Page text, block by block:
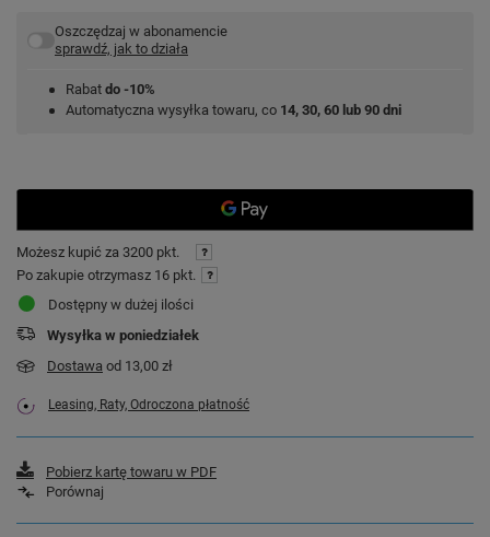
Oszczędzaj w abonamencie
sprawdź, jak to działa
Rabat do -10%
Automatyczna wysyłka towaru, co 14, 30, 60 lub 90 dni
Możesz kupić za 3200 pkt.
Po zakupie otrzymasz 16 pkt.
Dostępny w dużej ilości
Wysyłka w poniedziałek
Dostawa od 13,00 zł
Leasing, Raty, Odroczona płatność
Pobierz kartę towaru w PDF
Porównaj